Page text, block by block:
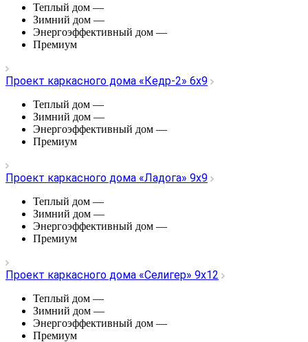
Теплый дом —
Зимний дом —
Энергоэффективный дом —
Премиум
Проект каркасного дома «Кедр-2» 6х9
Теплый дом —
Зимний дом —
Энергоэффективный дом —
Премиум
Проект каркасного дома «Ладога» 9х9
Теплый дом —
Зимний дом —
Энергоэффективный дом —
Премиум
Проект каркасного дома «Селигер» 9х12
Теплый дом —
Зимний дом —
Энергоэффективный дом —
Премиум